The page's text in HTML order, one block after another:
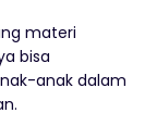
materi
bisa
anak dalam